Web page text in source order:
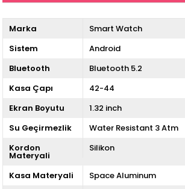
Marka
Smart Watch
Sistem
Android
Bluetooth
Bluetooth 5.2
Kasa Çapı
42-44
Ekran Boyutu
1.32 inch
Su Geçirmezlik
Water Resistant 3 Atm
Kordon
Materyali
Silikon
Kasa Materyali
Space Aluminum